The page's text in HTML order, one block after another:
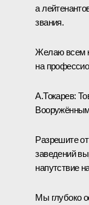
а
звания.
Желаю всем
на
А.Токарев:
Разрешите
заведений
напутствие
Мы глубоко